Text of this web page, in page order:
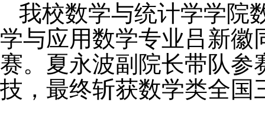
我校数学与统计学学院
学与应用数学专业吕新
赛。夏永波副院长带队参
技，最终斩获数学类全国